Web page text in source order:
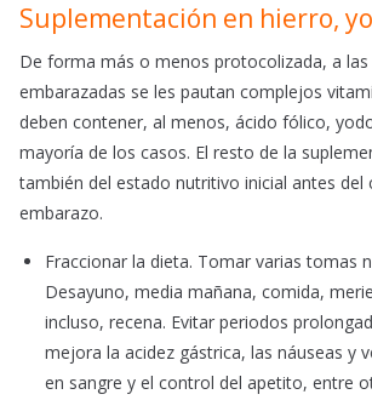
Suplementación en hierro,
De forma más o menos protocolizada, a
embarazadas se les pautan complejos
deben contener, al menos, ácido fólico,
mayoría de los casos. El resto de la
también del estado nutritivo inicial antes del
embarazo.
Fraccionar la dieta. Tomar varias tomas
Desayuno, media mañana, comida,
incluso, recena. Evitar periodos
mejora la acidez gástrica, las náuseas y
en sangre y el control del apetito, entre